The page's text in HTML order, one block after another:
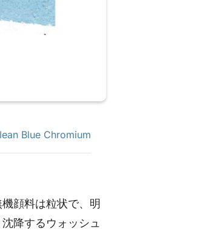
Blue Chromium
顔料は粒状で、明
降するウォッシュ